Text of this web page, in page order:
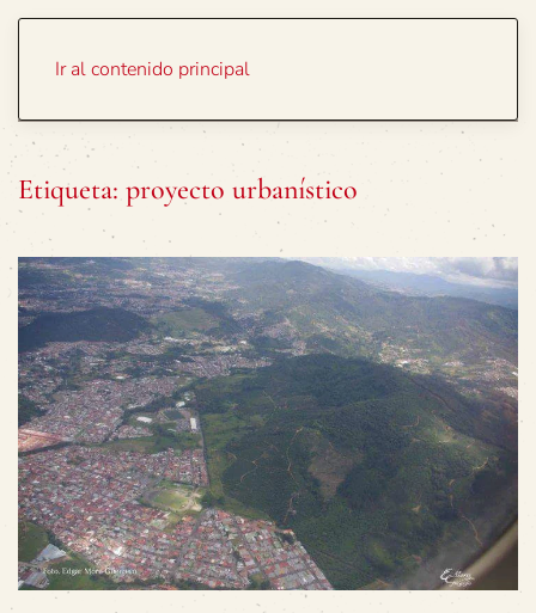
Ir al contenido principal
Etiqueta: proyecto urbanístico